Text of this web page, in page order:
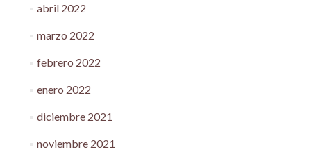
abril 2022
marzo 2022
febrero 2022
enero 2022
diciembre 2021
noviembre 2021